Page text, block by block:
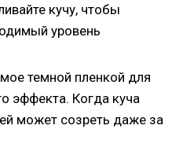
кучу, чтобы
уровень
темной пленкой для
эффекта. Когда куча
может созреть даже за